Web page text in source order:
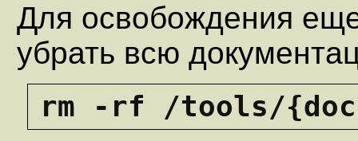
Для освобождения
убрать всю
rm -rf /tools/